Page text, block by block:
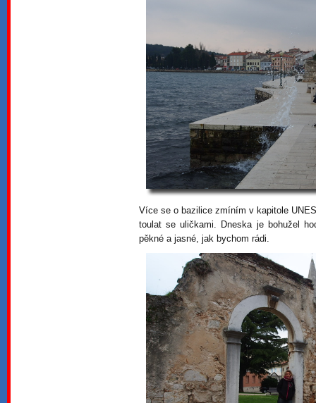
Více se o bazilice zmíním v kapitole
toulat se uličkami. Dneska je bohužel
pěkné a jasné, jak bychom rádi.